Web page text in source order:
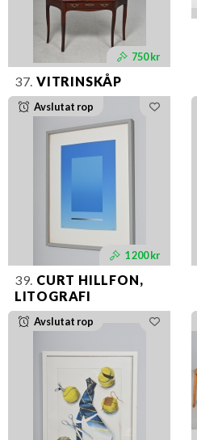
750 kr
37. VITRINSKÅP
Avslutat rop
1 200 kr
39. CURT HILLFON,
LITOGRAFI
Avslutat rop